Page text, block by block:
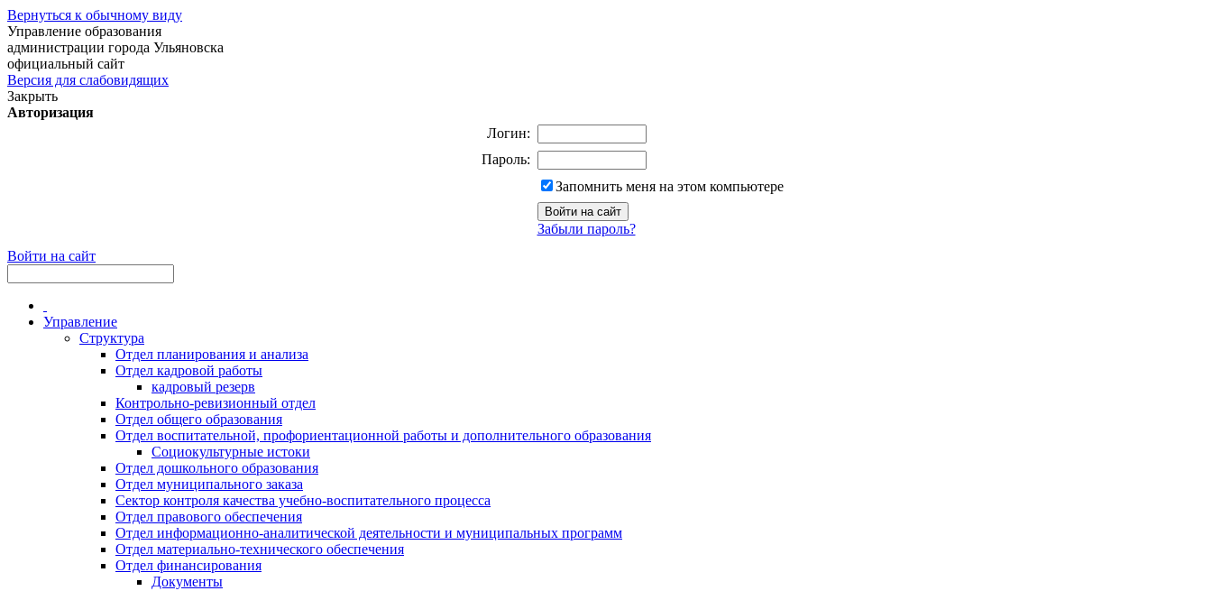
Вернуться к обычному виду
Управление образования
администрации города Ульяновска
официальный сайт
Версия для слабовидящих
Закрыть
Авторизация
Логин:
Пароль:
Запомнить меня на этом компьютере
Забыли пароль?
Войти на сайт
Управление
Структура
Отдел планирования и анализа
Отдел кадровой работы
кадровый резерв
Контрольно-ревизионный отдел
Отдел общего образования
Отдел воспитательной, профориентационной работы и дополнительного образования
Социокультурные истоки
Отдел дошкольного образования
Отдел муниципального заказа
Сектор контроля качества учебно-воспитательного процесса
Отдел правового обеспечения
Отдел информационно-аналитической деятельности и муниципальных программ
Отдел материально-технического обеспечения
Отдел финансирования
Документы